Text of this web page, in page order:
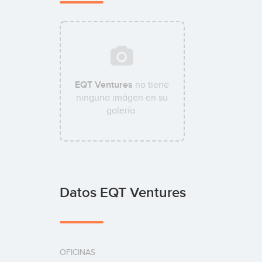
EQT Ventures no tiene
ninguna imágen en su
galería.
Datos EQT Ventures
OFICINAS